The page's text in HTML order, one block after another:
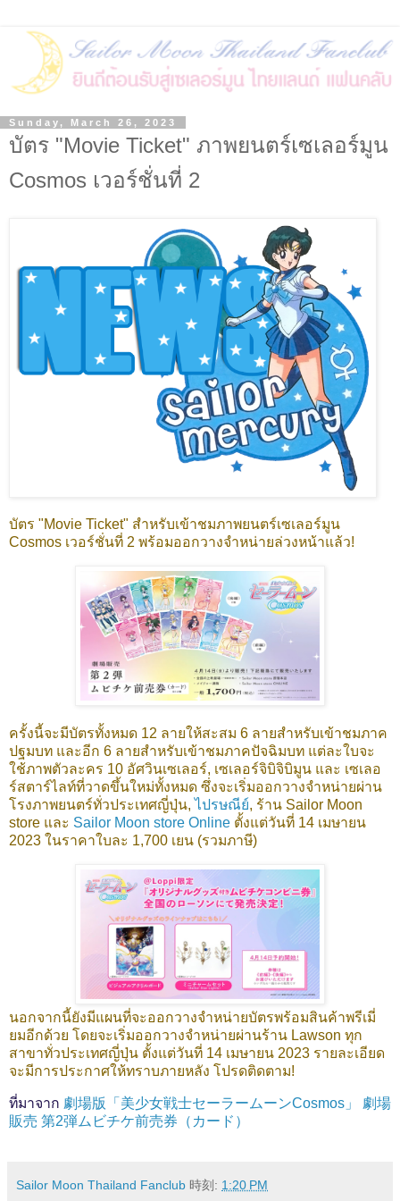
Sunday, March 26, 2023
บัตร "Movie Ticket" ภาพยนตร์เซเลอร์มูน
Cosmos เวอร์ชั่นที่ 2
บัตร "Movie Ticket" สำหรับเข้าชมภาพยนตร์เซเลอร์มูน
Cosmos เวอร์ชั่นที่ 2 พร้อมออกวางจำหน่ายล่วงหน้าแล้ว!
ครั้งนี้จะมีบัตรทั้งหมด 12 ลายให้สะสม 6 ลายสำหรับเข้าชมภาค
ปฐมบท และอีก 6 ลายสำหรับเข้าชมภาคปัจฉิมบท แต่ละใบจะ
ใช้ภาพตัวละคร 10 อัศวินเซเลอร์, เซเลอร์จิบิจิบิมูน และ เซเลอ
ร์สตาร์ไลท์ที่วาดขึ้นใหม่ทั้งหมด ซึ่งจะเริ่มออกวางจำหน่ายผ่าน
โรงภาพยนตร์ทั่วประเทศญี่ปุ่น,ไปรษณีย์, ร้าน Sailor Moon
store และ Sailor Moon store Online ตั้งแต่วันที่ 14 เมษายน
2023 ในราคาใบละ 1,700 เยน (รวมภาษี)
นอกจากนี้ยังมีแผนที่จะออกวางจำหน่ายบัตรพร้อมสินค้าพรีเมี่
ยมอีกด้วย โดยจะเริ่มออกวางจำหน่ายผ่านร้าน Lawson ทุก
สาขาทั่วประเทศญี่ปุ่น ตั้งแต่วันที่ 14 เมษายน 2023 รายละเอียด
จะมีการประกาศให้ทราบภายหลัง โปรดติดตาม!
ที่มาจาก 劇場版「美少女戦士セーラームーンCosmos」 劇場
販売 第2弾ムビチケ前売券（カード）
Sailor Moon Thailand Fanclub 時刻: 1:20 PM